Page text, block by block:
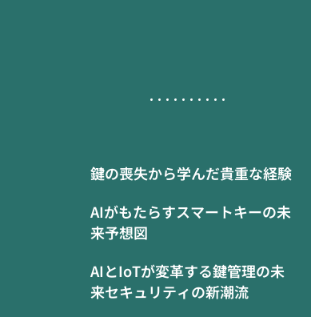
鍵の喪失から学んだ貴重な経験
AIがもたらすスマートキーの未
来予想図
AIとIoTが変革する鍵管理の未
来セキュリティの新潮流